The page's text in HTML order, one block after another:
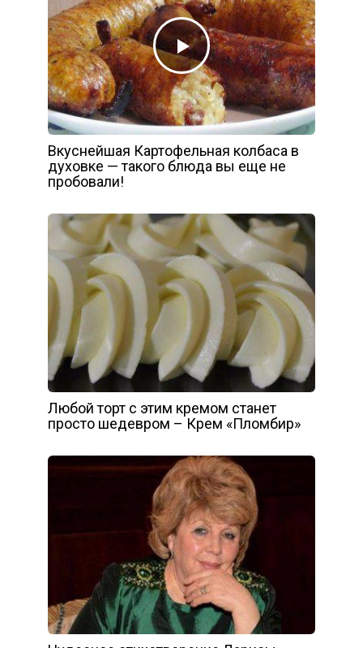
Вкуснейшая Картофельная колбаса в
духовке — такого блюда вы еще не
пробовали!
Любой торт с этим кремом станет
просто шедевром – Крем «Пломбир»